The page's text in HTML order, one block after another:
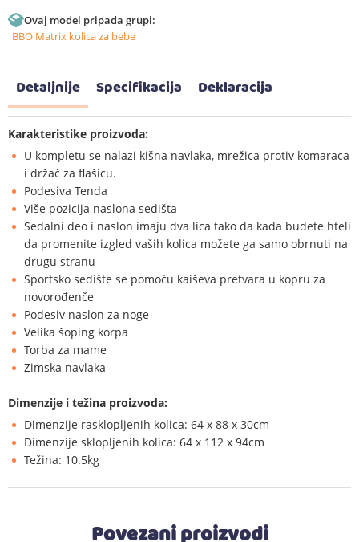
Ovaj model pripada grupi:
BBO Matrix kolica za bebe
Detaljnije Specifikacija Deklaracija
Karakteristike proizvoda:
U kompletu se nalazi kišna navlaka, mrežica protiv komaraca
i držač za flašicu.
Podesiva Tenda
Više pozicija naslona sedišta
Sedalni deo i naslon imaju dva lica tako da kada budete hteli
da promenite izgled vaših kolica možete ga samo obrnuti na
drugu stranu
Sportsko sedište se pomoću kaiševa pretvara u kopru za
novorođenče
Podesiv naslon za noge
Velika šoping korpa
Torba za mame
Zimska navlaka
Dimenzije i težina proizvoda:
Dimenzije rasklopljenih kolica: 64 x 88 x 30cm
Dimenzije sklopljenih kolica: 64 x 112 x 94cm
Težina: 10.5kg
Povezani proizvodi